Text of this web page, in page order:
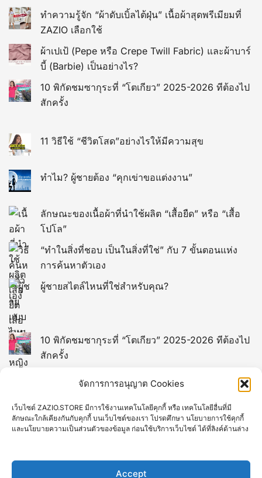
จัดการการอนุญาต Cookies
เว็บไซต์ ZAZIO.STORE มีการใช้งานเทคโนโลยีคุกกี้ หรือ เทคโนโลยีอื่นที่มี
ลักษณะใกล้เคียงกันกับคุกกี้ บนเว็บไซต์ของเรา โปรดศึกษา นโยบายการใช้คุกกี้
และนโยบายความเป็นส่วนตัวของข้อมูล ก่อนใช้บริการเว็บไซต์ ได้ที่ลิงค์ด้านล่าง
Accept
ทำความรู้จัก “ผ้าดับเบิ้ลไต้ฝุ่น” เนื้อผ้าสุดพรีเมียมที่
ZAZIO เลือกใช้
ผ้าเปเป้ (Pepe หรือ Crepe Twill Fabric) และผ้าบาร์
บี้ (Barbie) เป็นอย่างไร?
10 พิกัดชมซากุระที่ “โตเกียว” 2025-2026 ทีต้องไป
สักครั้ง
11 วิธีใช้ “ชีวิตโสด”อย่างไรให้มีความสุข
ทำไม? ผู้ชายต้อง “คุกเข่าขอแต่งงาน”
ลักษณะของเนื้อผ้าที่นำใช้ผลิต “เสื้อยืด” หรือ “เสื้อ
โปโล”
“ทำในสิ่งที่ชอบ เป็นในสิ่งที่ใช่” กับ 7 ขั้นตอนแห่ง
การค้นหาตัวเอง
ผู้ชายสไตล์ไหนที่ใช่สำหรับคุณ?
10 พิกัดชมซากุระที่ “โตเกียว” 2025-2026 ทีต้องไป
สักครั้ง
12 พิกัดที่เที่ยวยอดฮิตของมาเก๊า